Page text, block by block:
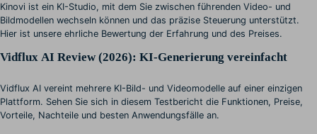
Kinovi ist ein KI-Studio, mit dem Sie zwischen führenden Video- und
Bildmodellen wechseln können und das präzise Steuerung unterstützt.
Hier ist unsere ehrliche Bewertung der Erfahrung und des Preises.
Vidflux AI Review (2026): KI-Generierung vereinfacht
Vidflux AI vereint mehrere KI-Bild- und Videomodelle auf einer einzigen
Plattform. Sehen Sie sich in diesem Testbericht die Funktionen, Preise,
Vorteile, Nachteile und besten Anwendungsfälle an.